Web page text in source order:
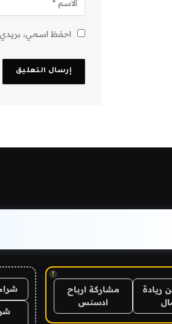
احفظ اسمي، بريدي
!
ريادة
مشاركة ارباح
ادسنس